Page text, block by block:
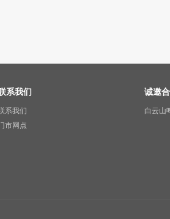
系我们
系我们
市网点
诚邀
白云山